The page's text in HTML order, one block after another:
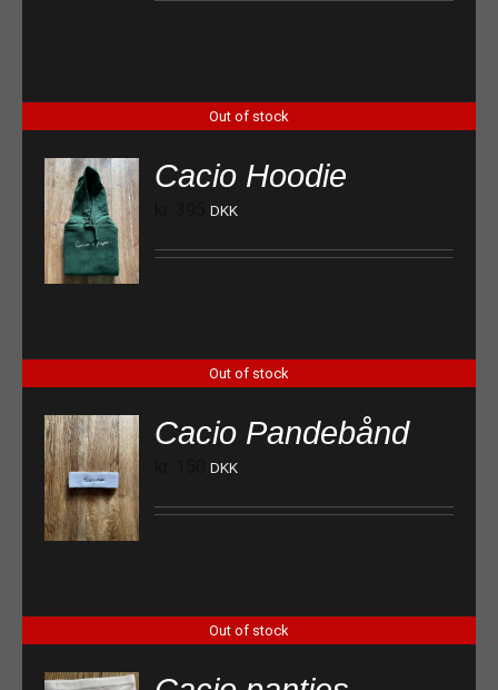
Out of stock
Cacio Hoodie
DKK
Out of stock
Cacio Pandebånd
DKK
Out of stock